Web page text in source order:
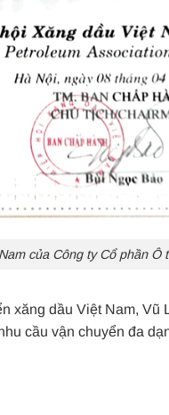
của Công ty Cổ phần Ô
xăng dầu Việt Nam, Vũ
cầu vận chuyển đa